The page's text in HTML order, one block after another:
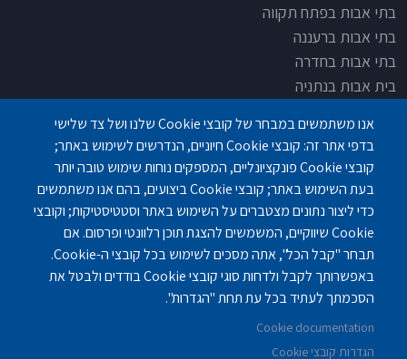
בתי אבות בפתח תקווה
בתי אבות ברעננה
בתי אבות בחדרה
בית אבות בנתניה
בית אבות בפתח תקוה
בית בלב כפר סבא
בית אבות בחיפה
פנחס לבון 18 ,לב יסמין, קומה-2, נתניה
077-5420695
אנו משתמשים במבחר של קובצי Cookie שלנו ושל צד שלישי
בדפי אתר זה: קובצי Cookie חיוניים, הנדרשים לשימוש באתר;
קובצי Cookie פונקציונליים, המספקים נוחות שימוש טובה יותר
בעת השימוש באתר; קובצי Cookie ביצועים, בהם אנו משתמשים
כדי ליצור נתונים מצטברים על השימוש באתר וסטטיסטיקות; וקובצי
Cookie שיווקיים, המשמשים להצגת תוכן רלוונטי ופרסום. אם
תבחר "קבל הכל", אתה מסכים לשימוש בכל קובצי ה-Cookie.
באפשרותך לקבל ולדחות סוגי קובצי Cookie בודדים ולבטל את
הסכמתך לעתיד בכל עת תחת "הגדרות".
Cookie documentation
הגדרות קובצי Cookie